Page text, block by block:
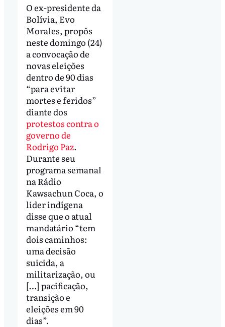
O ex-presidente da
Bolívia, Evo
Morales, propôs
neste domingo (24)
a convocação de
novas eleições
dentro de 90 dias
“para evitar
mortes e feridos”
diante dos
protestos contra o
governo de
Rodrigo Paz.
Durante seu
programa semanal
na Rádio
Kawsachun Coca, o
líder indígena
disse que o atual
mandatário “tem
dois caminhos:
uma decisão
suicida, a
militarização, ou
[…] pacificação,
transição e
eleições em 90
dias”.